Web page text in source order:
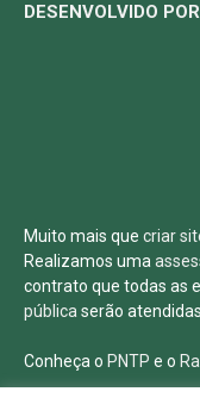
DESENVOLVIDO
Muito mais que criar
Realizamos uma
contrato que todas as
pública serão atendidas.
Conheça o PNTP e o